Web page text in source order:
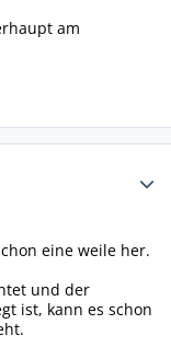
am
eine weile her.
und der
ist, kann es schon